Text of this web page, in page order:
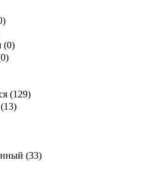
)
(0)
0)
(129)
13)
(33)